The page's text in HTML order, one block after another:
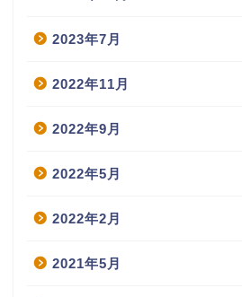
2023年7月
2022年11月
2022年9月
2022年5月
2022年2月
2021年5月